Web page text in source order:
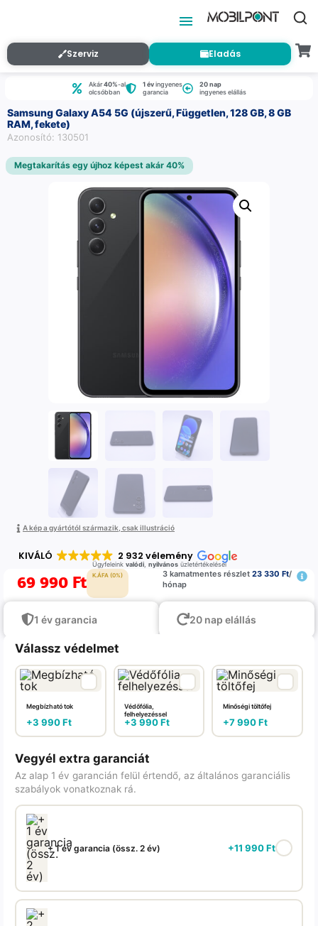
Szerviz Eladás
Akár40%-al
olcsóbban
1 évingyenes
garancia
20 nap
ingyenes elállás
Samsung Galaxy A54 5G (újszerű, Független, 128 GB, 8 GB
RAM, fekete)
Azonosító: 130501
Megtakarítás egy újhoz képest akár 40%
A kép a gyártótól származik, csak illustráció
KIVÁLÓ 2 932 vélemény
Ügyfeleink valódi, nyilvánosüzletértékelései
69 990 Ft K.ÁFA (0%) 3 kamatmentes részlet 23 330 Ft/
hónap
1 év garancia 20 nap elállás
Válassz védelmet
Megbízható tok
+3 990Ft
Védőfólia,
felhelyezéssel
+3 990Ft
Minőségi töltőfej
+7 990Ft
Vegyél extra garanciát
Az alap 1 év garancián felül értendő, az általános garanciális
szabályok vonatkoznak rá.
+ 1 év garancia (össz. 2 év) +11 990Ft